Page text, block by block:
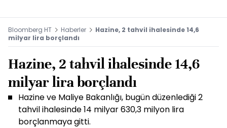
Bloomberg HT Haberler
Hazine, 2 tahvil ihalesinde 14,6
milyar lira borçlandı
Hazine, 2 tahvil ihalesinde 14,6
milyar lira borçlandı
Hazine ve Maliye Bakanlığı, bugün düzenlediği 2
tahvil ihalesinde 14 milyar 630,3 milyon lira
borçlanmaya gitti.